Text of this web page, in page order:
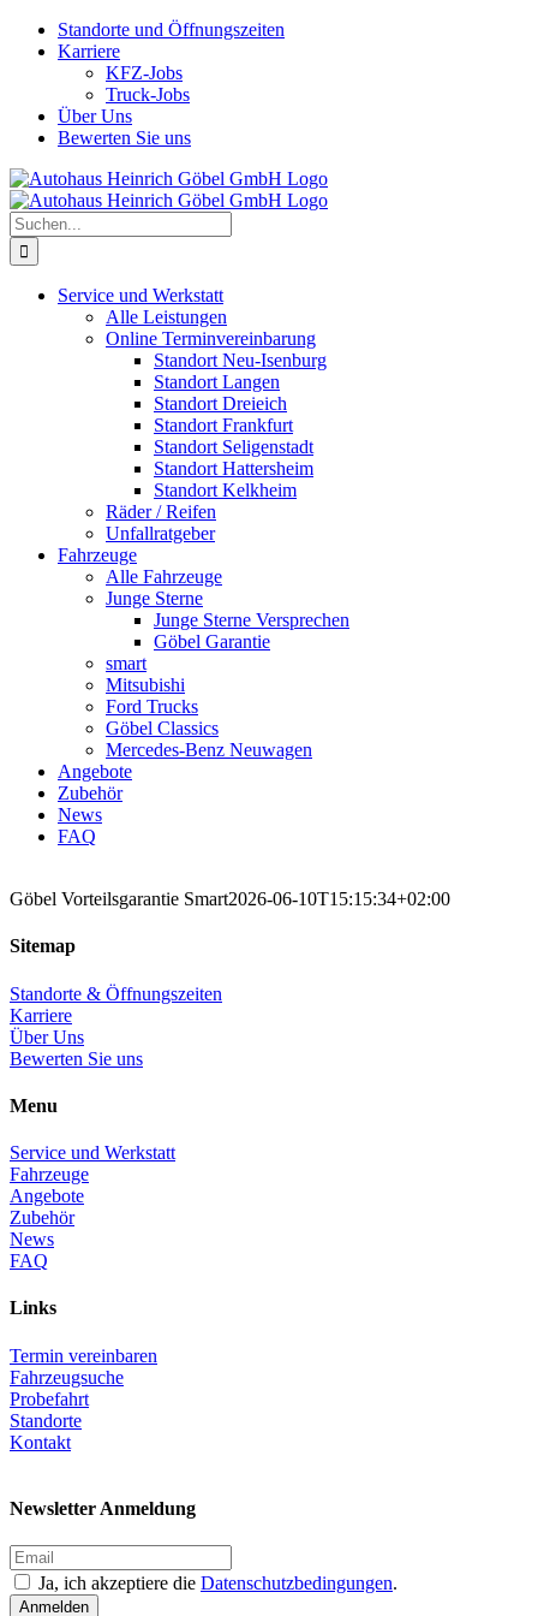
Skip
Standorte und Öffnungszeiten
Karriere
KFZ-Jobs
Truck-Jobs
Über Uns
Bewerten Sie uns
Suche
nach:
Service und Werkstatt
Alle Leistungen
Online Terminvereinbarung
Standort Neu-Isenburg
Standort Langen
Standort Dreieich
Standort Frankfurt
Standort Seligenstadt
Standort Hattersheim
Standort Kelkheim
Räder / Reifen
Unfallratgeber
Fahrzeuge
Alle Fahrzeuge
Junge Sterne
Junge Sterne Versprechen
Göbel Garantie
smart
Mitsubishi
Ford Trucks
Göbel Classics
Mercedes-Benz Neuwagen
Angebote
Zubehör
News
FAQ
Göbel Vorteilsgarantie Smart2026-06-10T15:15:34+02:00
Sitemap
Standorte & Öffnungszeiten
Karriere
Über Uns
Bewerten Sie uns
Menu
Service und Werkstatt
Fahrzeuge
Angebote
Zubehör
News
FAQ
Links
Termin vereinbaren
Fahrzeugsuche
Probefahrt
Standorte
Kontakt
Newsletter Anmeldung
Ja, ich akzeptiere die Datenschutzbedingungen.
Anmelden